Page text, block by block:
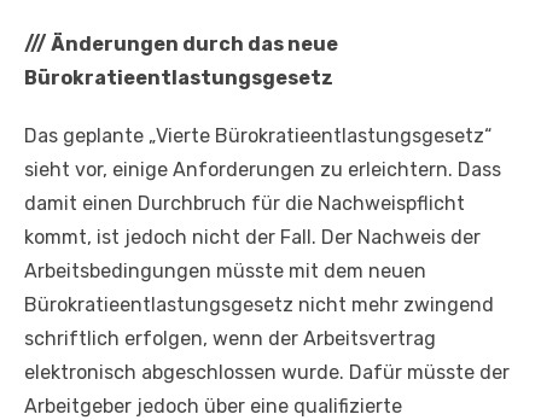
/// Änderungen durch das neue
Bürokratieentlastungsgesetz
Das geplante „Vierte Bürokratieentlastungsgesetz“
sieht vor, einige Anforderungen zu erleichtern. Dass
damit einen Durchbruch für die Nachweispflicht
kommt, ist jedoch nicht der Fall. Der Nachweis der
Arbeitsbedingungen müsste mit dem neuen
Bürokratieentlastungsgesetz nicht mehr zwingend
schriftlich erfolgen, wenn der Arbeitsvertrag
elektronisch abgeschlossen wurde. Dafür müsste der
Arbeitgeber jedoch über eine qualifizierte